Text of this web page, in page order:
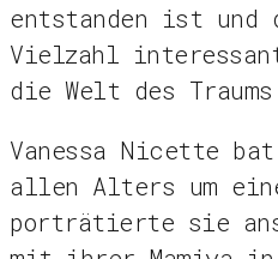
entstanden ist und
Vielzahl
die Welt des
Vanessa Nicette bat
allen Alters um
porträtierte sie